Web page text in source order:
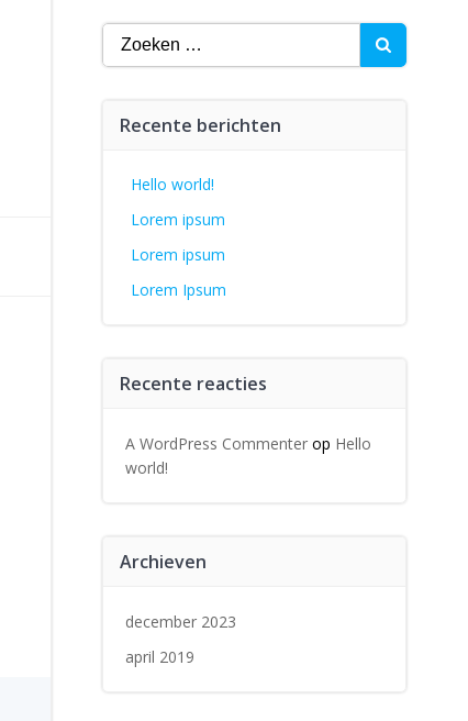
Zoeken
naar:
Recente berichten
Hello world!
Lorem ipsum
Lorem ipsum
Lorem Ipsum
Recente reacties
A WordPress Commenterop Hello
world!
Archieven
december 2023
april 2019